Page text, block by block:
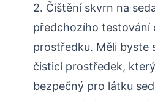
2. Čištění skvrn na
předchozího testování
prostředku. Měli byste
čisticí prostředek,
bezpečný pro látku